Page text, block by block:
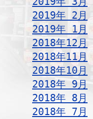
2019年 2月
2019年 1月
2018年12月
2018年11月
2018年10月
2018年 9月
2018年 8月
2018年 7月